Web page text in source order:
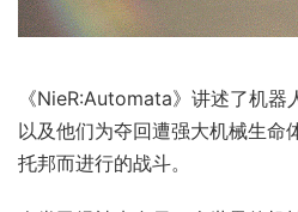
《NieR:Automata》讲述了机器
以及他们为夺回遭强大机械生命
托邦而进行的战斗。